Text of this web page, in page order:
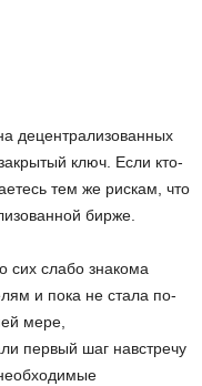
децентрализованных
ключ. Если кто-
тем же рискам, что
бирже.
сих слабо знакома
и пока не стала по-
мере,
первый шаг навстречу